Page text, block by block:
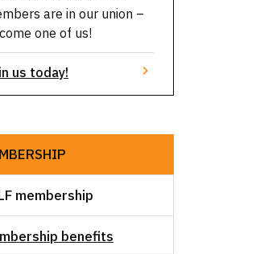
are in our union –
one of us!
us today!
membership
benefits